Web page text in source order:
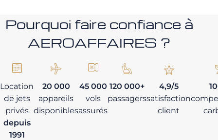
Pourquoi faire confiance à
AEROAFFAIRES ?
Location
de jets
privés
depuis
1991
20 000
appareils
disponibles
45 000
vols
assurés
120 000+
passagers
4,9/5
satisfaction
client